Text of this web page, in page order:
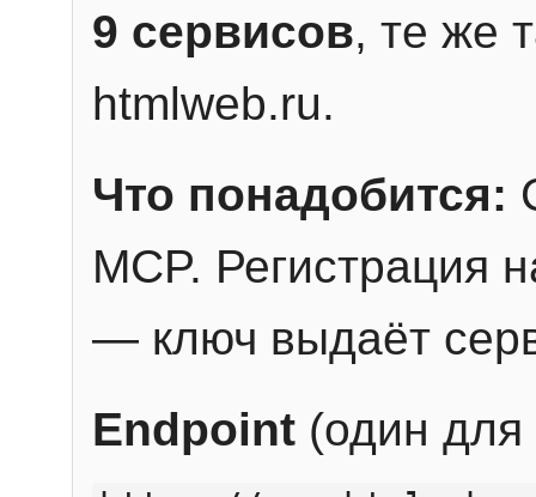
9 сервисов, те же
htmlweb.ru.
Что понадобится:
MCP. Регистрация
— ключ выдаёт
Endpoint (один для